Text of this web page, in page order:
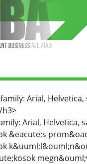
Arial,
Arial, Helvetica,
&eacute;s